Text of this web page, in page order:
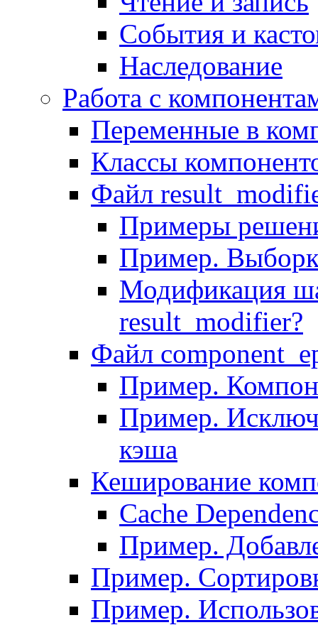
События и
Наследование
Работа с
Переменные в
Классы
Файл
Примеры
Пример.
Модификация
result_modifier?
Файл
Пример.
Пример.
кэша
Кеширование
Сache
Пример.
Пример.
Пример.